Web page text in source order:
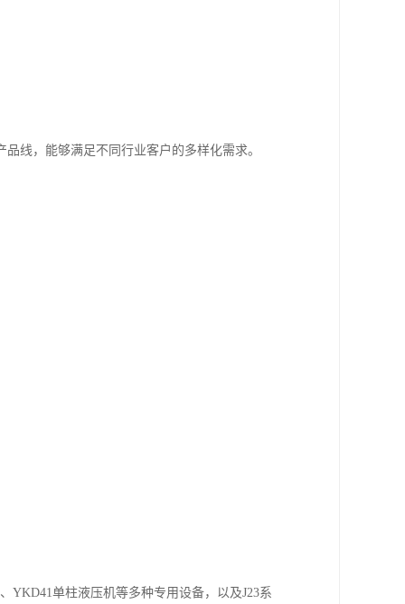
线，能够满足不同行业客户的多样化需求。
YKD41单柱液压机等多种专用设备，以及J23系